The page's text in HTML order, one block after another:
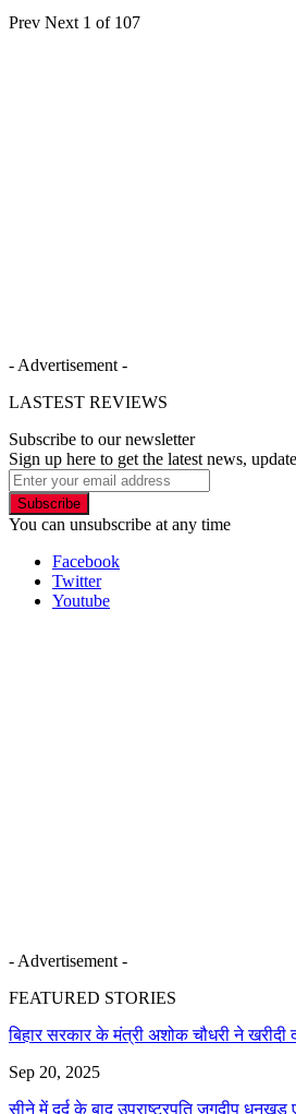
Prev Next 1 of 107
- Advertisement -
LASTEST REVIEWS
Subscribe to our newsletter
Sign up here to get the latest news,
Subscribe
You can unsubscribe at any time
Facebook
Twitter
Youtube
- Advertisement -
FEATURED STORIES
बिहार सरकार के मंत्री अशोक चौधरी ने खरीदी
Sep 20, 2025
सीने में दर्द के बाद उपराष्ट्रपति जगदीप धनखड़